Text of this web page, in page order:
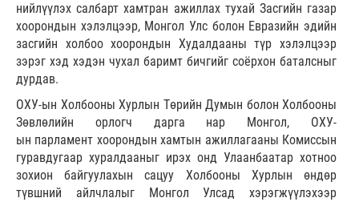
нийлүүлэх салбарт хамтран ажиллах тухай Засгийн газар
хоорондын хэлэлцээр, Монгол Улс болон Евразийн эдийн
засгийн холбоо хоорондын Худалдааны түр хэлэлцээр
зэрэг хэд хэдэн чухал баримт бичгийг соёрхон баталсныг
дурдав.
ОХУ-ын Холбооны Хурлын Төрийн Думын болон Холбооны
Зөвлөлийн орлогч дарга нар Монгол, ОХУ-
ын парламент хоорондын хамтын ажиллагааны Комиссын
гуравдугаар хуралдааныг ирэх онд Улаанбаатар хотноо
зохион байгуулахын сацуу Холбооны Хурлын өндөр
түвшний айлчлалыг Монгол Улсад хэрэгжүүлэхээр